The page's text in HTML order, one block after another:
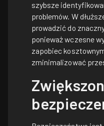
szybsze
problemów. W
prowadzić do
ponieważ wczesne
zapobiec
zminimalizować